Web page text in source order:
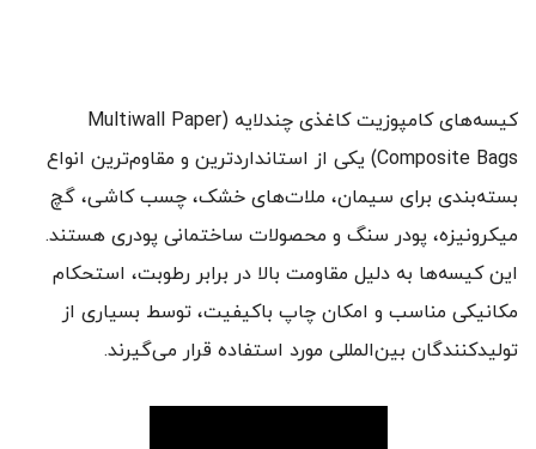
کیسه‌های کامپوزیت کاغذی چندلایه (Multiwall Paper
Composite Bags) یکی از استانداردترین و مقاوم‌ترین انواع
بسته‌بندی برای سیمان، ملات‌های خشک، چسب کاشی، گچ
میکرونیزه، پودر سنگ و محصولات ساختمانی پودری هستند.
این کیسه‌ها به دلیل مقاومت بالا در برابر رطوبت، استحکام
مکانیکی مناسب و امکان چاپ باکیفیت، توسط بسیاری از
تولیدکنندگان بین‌المللی مورد استفاده قرار می‌گیرند.